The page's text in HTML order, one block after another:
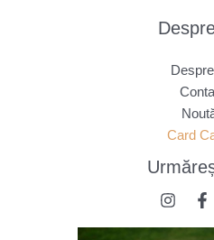
Card